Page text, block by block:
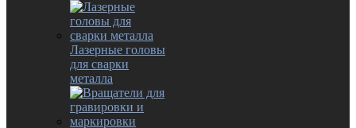
Лазерные головы
для сварки
металла